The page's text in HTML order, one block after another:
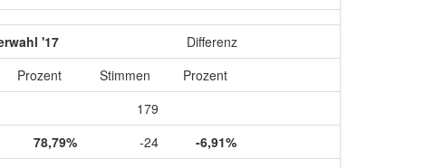
'17
Differenz
Prozent Stimmen
Prozent
179
78,79% -24
-6,91%